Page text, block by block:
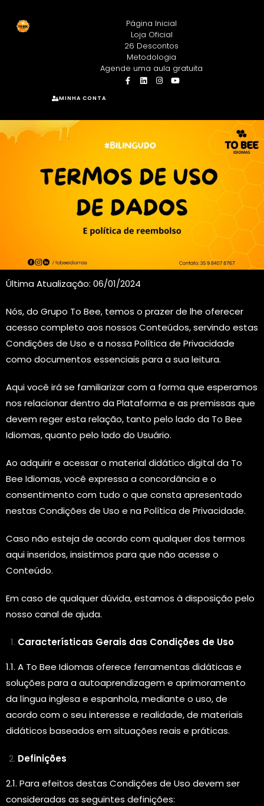
Página Inicial
Loja Oficial
26 Descontos
Metodologia
Agende uma aula gratuita
MINHA CONTA
Última Atualização: 06/01/2024
Nós, do Grupo To Bee, temos o prazer de lhe oferecer
acesso completo aos nossos Conteúdos, servindo estas
Condições de Uso e a nossa Política de Privacidade
como documentos essenciais para a sua leitura.
Aqui você irá se familiarizar com a forma que esperamos
nos relacionar dentro da Plataforma e as premissas que
devem reger esta relação, tanto pelo lado da To Bee
Idiomas, quanto pelo lado do Usuário.
Ao adquirir e acessar o material didático digital da To
Bee Idiomas, você expressa a concordância e o
consentimento com tudo o que consta apresentado
nestas Condições de Uso e na Política de Privacidade.
Caso não esteja de acordo com qualquer dos termos
aqui inseridos, insistimos para que não acesse o
Conteúdo.
Em caso de qualquer dúvida, estamos à disposição pelo
nosso canal de ajuda.
Características Gerais das Condições de Uso
1.1. A To Bee Idiomas oferece ferramentas didáticas e
soluções para a autoaprendizagem e aprimoramento
da língua inglesa e espanhola, mediante o uso, de
acordo com o seu interesse e realidade, de materiais
didáticos baseados em situações reais e práticas.
Definições
2.1. Para efeitos destas Condições de Uso devem ser
consideradas as seguintes definições: